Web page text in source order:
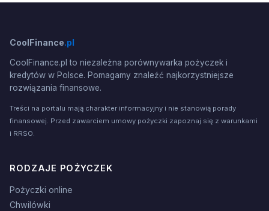
CoolFinance.pl
CoolFinance.pl to niezależna porównywarka pożyczek i
kredytów w Polsce. Pomagamy znaleźć najkorzystniejsze
rozwiązania finansowe.
Treści na portalu mają charakter informacyjny i nie stanowią porady
finansowej. Przed zawarciem umowy pożyczki zapoznaj się z warunkami
i RRSO.
RODZAJE POŻYCZEK
Pożyczki online
Chwilówki